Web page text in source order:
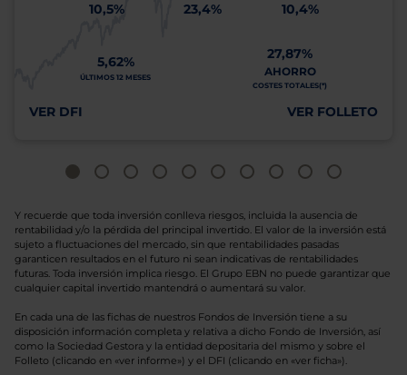
10,5% 23,4% 10,4%
5,62%
ÚLTIMOS 12 MESES
27,87%
AHORRO
COSTES TOTALES(*)
VER DFI VER FOLLETO
Y recuerde que toda inversión conlleva riesgos, incluida la ausencia de
rentabilidad y/o la pérdida del principal invertido. El valor de la inversión está
sujeto a fluctuaciones del mercado, sin que rentabilidades pasadas
garanticen resultados en el futuro ni sean indicativas de rentabilidades
futuras. Toda inversión implica riesgo. El Grupo EBN no puede garantizar que
cualquier capital invertido mantendrá o aumentará su valor.
En cada una de las fichas de nuestros Fondos de Inversión tiene a su
disposición información completa y relativa a dicho Fondo de Inversión, así
como la Sociedad Gestora y la entidad depositaria del mismo y sobre el
Folleto (clicando en «ver informe») y el DFI (clicando en «ver ficha»).